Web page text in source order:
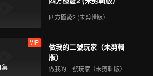
四方極愛2 (未剪輯版）
集
VIP
做我的二號玩家（未剪輯
版）
做我的二號玩家（未剪輯版）